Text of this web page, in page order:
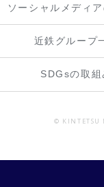
ソーシャルメディ
近鉄グループ
SDGsの取組
© KINTETSU